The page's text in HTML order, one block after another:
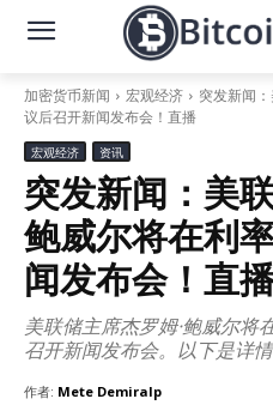
加密货币新闻 宏观经济
突发新闻
议后召开新闻发布会！直播
宏观经济 资讯
突发新闻：美
鲍威尔将在利
闻发布会！直
美联储主席杰罗姆·鲍威尔将
召开新闻发布会。以下是详情
作者: Mete Demiralp